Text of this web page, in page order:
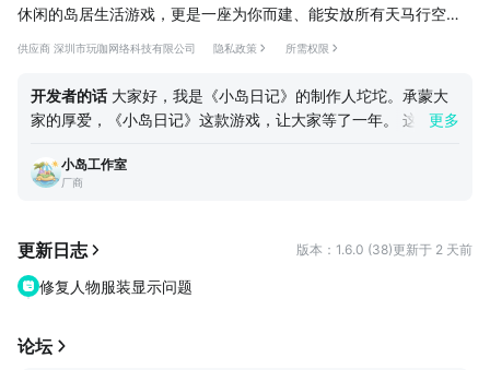
休闲的岛居生活游戏，更是一座为你而建、能安放所有天马行空梦
海量家具与装饰部件，你可根据喜好自由搭配、任意摆放。从地板
墙纸到家具陈设，从庭院布局到灯光氛围，每一个细节都由你亲手
决定。
清新田园、极简现代、浪漫法式……你爱的风格，这里都能轻松实
现。无需繁琐的合成，无需反复刷取材料，喜欢什么，随便买就对
【多元经营，体验小岛商业生态】
商业街是小岛上的生...
供应商 深圳市玩咖网络科技有限公司 隐私政策 所需权限
开发者的话 大家好，我是《小岛日记》的制作人坨坨。承蒙大
家的厚爱，《小岛日记》这款游戏，让大家等了一年。 这一年
好急！”“你是不是忘了我们？”……每一条，我都认认真真看了，
然后转头盯着策划同学，把压力转交出去。（笑） 其实，我们
的花、铺的路、设计的每一间小屋、捏的每一个“戏精”NPC。想
让你在海岸边钓鱼、在商业街闲逛、在便利店里当老板收金币、
在樱花树下等风来…… 所以这一年来，我们一遍遍打磨、推翻、
的。 《小岛日记》不是那种要你“肝”的游戏，它没有体力焦虑，
没有“今天不上线就亏了”的紧迫感。 它就是一个小岛，一个你累
更多
小岛工作室
厂商
更新日志 版本：1.6.0 (38)更新于 2 天前
修复人物服装显示问题
论坛